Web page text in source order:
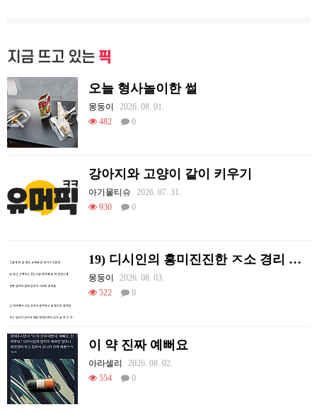
지금 뜨고 있는 픽
오늘 형사놀이한 썰
몽둥이
2026. 08. 01.
482
0
강아지와 고양이 같이 키우기
아기물티슈
2026. 07. 31.
930
0
19) 디시인의 흥미진진한 ㅈ소 경리 ㄸ먹은 썰
몽둥이
2026. 08. 03.
522
0
이 약 진짜 예뻐요
아라셀리
2026. 08. 02.
554
0